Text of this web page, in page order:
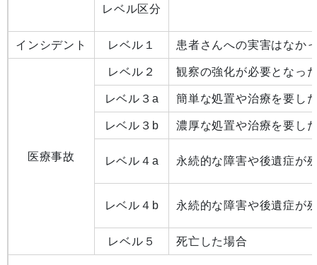
レベル区分
インシデント レベル１ 患者さんへの実害はなか
医療事故
レベル２ 観察の強化が必要となっ
レベル３a 簡単な処置や治療を要し
レベル３b 濃厚な処置や治療を要し
レベル４a 永続的な障害や後遺症が
レベル４b 永続的な障害や後遺症が
レベル５ 死亡した場合